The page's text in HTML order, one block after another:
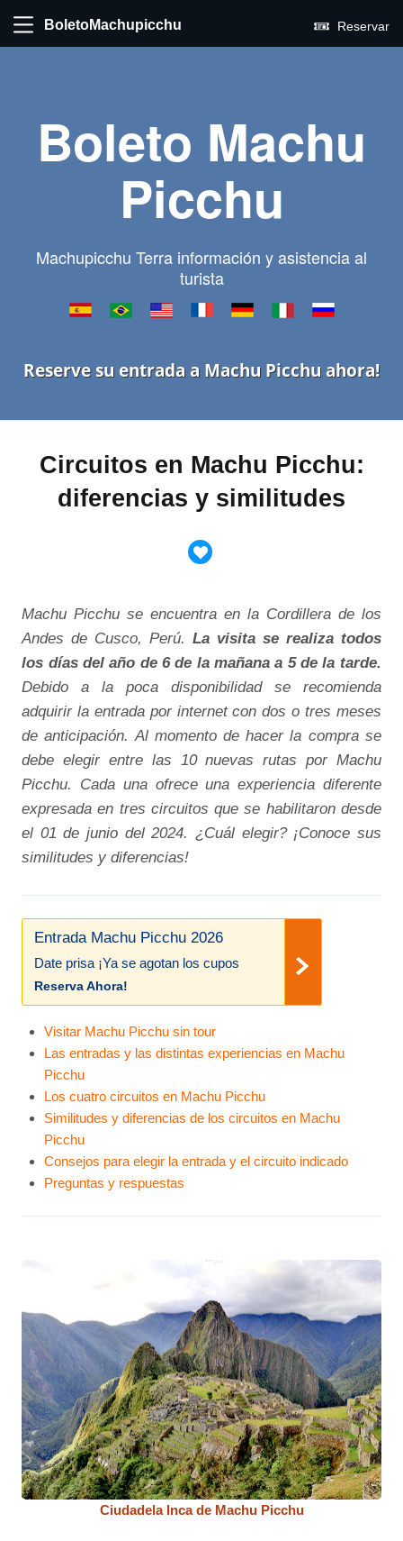
BoletoMachupicchu Reservar
Boleto Machu
Picchu
Machupicchu Terra información y asistencia al
turista
Reserve su entrada a Machu Picchu ahora!
Circuitos en Machu Picchu:
diferencias y similitudes
Machu Picchu se encuentra en la Cordillera de los
Andes de Cusco, Perú. La visita se realiza todos
los días del año de 6 de la mañana a 5 de la tarde.
Debido a la poca disponibilidad se recomienda
adquirir la entrada por internet con dos o tres meses
de anticipación. Al momento de hacer la compra se
debe elegir entre las 10 nuevas rutas por Machu
Picchu. Cada una ofrece una experiencia diferente
expresada en tres circuitos que se habilitaron desde
el 01 de junio del 2024. ¿Cuál elegir? ¡Conoce sus
similitudes y diferencias!
Entrada Machu Picchu 2026
Date prisa ¡Ya se agotan los cupos
Reserva Ahora!
Visitar Machu Picchu sin tour
Las entradas y las distintas experiencias en Machu
Picchu
Los cuatro circuitos en Machu Picchu
Similitudes y diferencias de los circuitos en Machu
Picchu
Consejos para elegir la entrada y el circuito indicado
Preguntas y respuestas
Ciudadela Inca de Machu Picchu